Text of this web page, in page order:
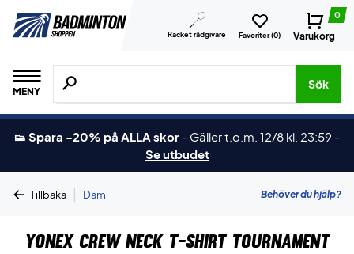
Racket rådgivare Favoriter (0)
0
Varukorg
MENY
Sök efter produkter, märken osv.
Sök
👟 Spara -20% på ALLA skor - Gäller t.o.m. 12/8 kl. 23:59 -
Se utbudet
Tillbaka | Dam Behöver du hjälp?
Yonex Crew Neck T-shirt Tournament